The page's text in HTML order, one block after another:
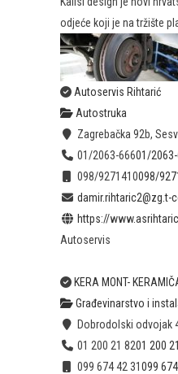
odjeće koji je na tržište
Autoservis Rihtarić
Autostruka
Zagrebačka 92b,
01/2063-66601/
098/9271410098/
damir.rihtaric2@zg.t-
https://
Autoservis
KERA MONT-
Građevinarstvo i
Dobrodolski odvojak
01 200 21 8201 200
099 674 42 31099